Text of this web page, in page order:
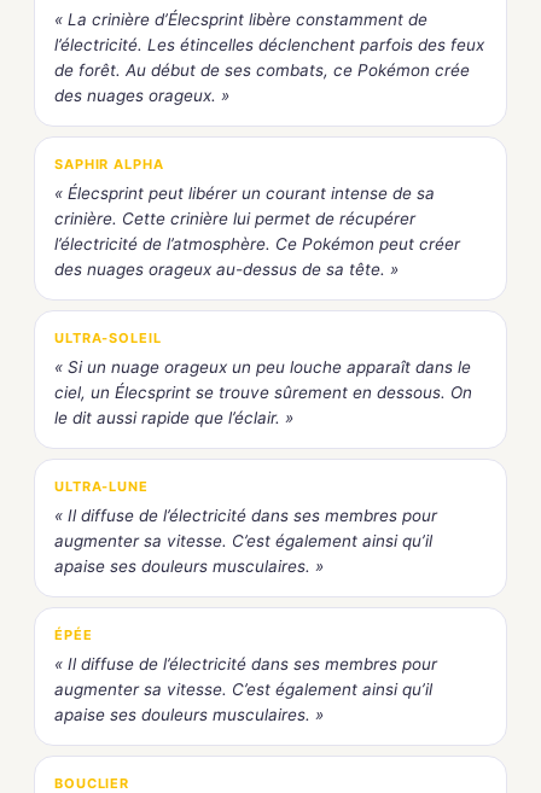
« La crinière d’Élecsprint libère constamment de
l’électricité. Les étincelles déclenchent parfois des feux
de forêt. Au début de ses combats, ce Pokémon crée
des nuages orageux. »
SAPHIR ALPHA
« Élecsprint peut libérer un courant intense de sa
crinière. Cette crinière lui permet de récupérer
l’électricité de l’atmosphère. Ce Pokémon peut créer
des nuages orageux au-dessus de sa tête. »
ULTRA-SOLEIL
« Si un nuage orageux un peu louche apparaît dans le
ciel, un Élecsprint se trouve sûrement en dessous. On
le dit aussi rapide que l’éclair. »
ULTRA-LUNE
« Il diffuse de l’électricité dans ses membres pour
augmenter sa vitesse. C’est également ainsi qu’il
apaise ses douleurs musculaires. »
ÉPÉE
« Il diffuse de l’électricité dans ses membres pour
augmenter sa vitesse. C’est également ainsi qu’il
apaise ses douleurs musculaires. »
BOUCLIER